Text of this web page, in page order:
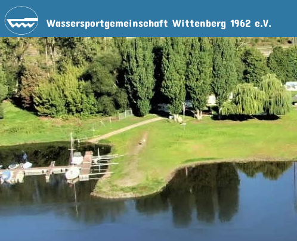
Wassersportgemeinschaft Wittenberg 1962 e.V.